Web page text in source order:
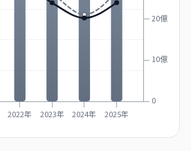
0
10億
20億
2022年 2023年 2024年 2025年